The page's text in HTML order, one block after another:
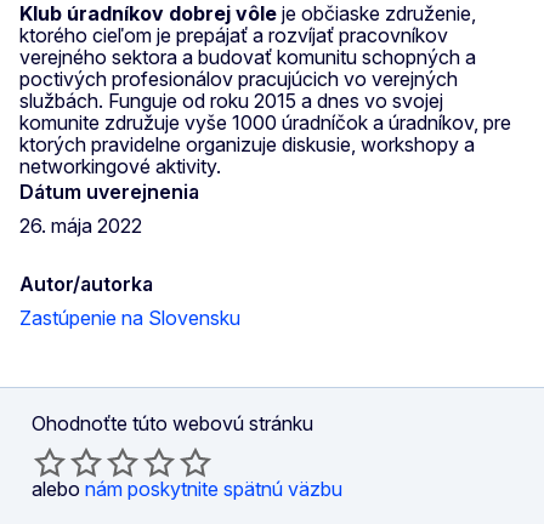
Klub úradníkov dobrej vôle je občiaske združenie,
ktorého cieľom je prepájať a rozvíjať pracovníkov
verejného sektora a budovať komunitu schopných a
poctivých profesionálov pracujúcich vo verejných
službách. Funguje od roku 2015 a dnes vo svojej
komunite združuje vyše 1000 úradníčok a úradníkov, pre
ktorých pravidelne organizuje diskusie, workshopy a
networkingové aktivity.
Dátum uverejnenia
26. mája 2022
Autor/autorka
Zastúpenie na Slovensku
Ohodnoťte túto webovú stránku
alebo nám poskytnite spätnú väzbu